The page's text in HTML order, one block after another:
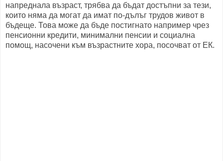
напреднала възраст, трябва да бъдат достъпни за тези,
които няма да могат да имат по-дълъг трудов живот в
бъдеще. Това може да бъде постигнато например чрез
пенсионни кредити, минимални пенсии и социална
помощ, насочени към възрастните хора, посочват от ЕК.